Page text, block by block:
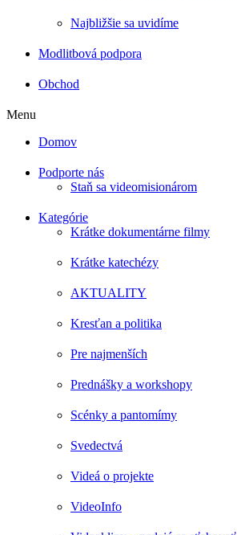
Najbližšie sa uvidíme
Modlitbová podpora
Obchod
Menu
Domov
Podporte nás
Staň sa videomisionárom
Kategórie
Krátke dokumentárne filmy
Krátke katechézy
AKTUALITY
Kresťan a politika
Pre najmenších
Prednášky a workshopy
Scénky a pantomímy
Svedectvá
Videá o projekte
VideoInfo